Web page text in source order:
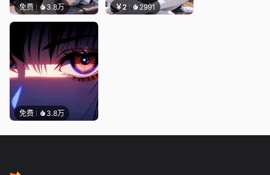
免费 3.8万 ￥2 2991
免费 3.8万